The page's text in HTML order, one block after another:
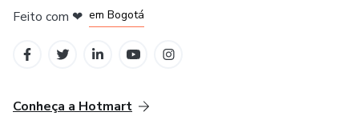
Feito com ❤ em Bogotá
Conheça a Hotmart